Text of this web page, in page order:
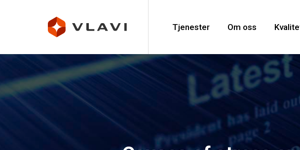
Tjenester Om oss